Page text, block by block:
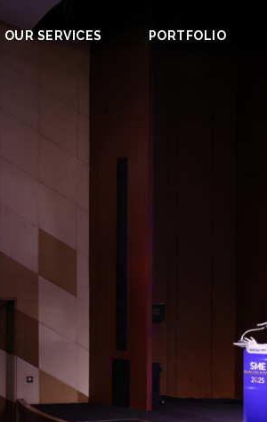
OUR SERVICES PORTFOLIO